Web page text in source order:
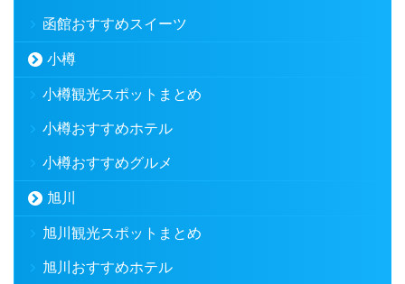
函館おすすめスイーツ
小樽
小樽観光スポットまとめ
小樽おすすめホテル
小樽おすすめグルメ
旭川
旭川観光スポットまとめ
旭川おすすめホテル